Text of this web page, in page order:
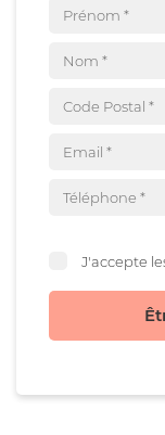
J'accepte